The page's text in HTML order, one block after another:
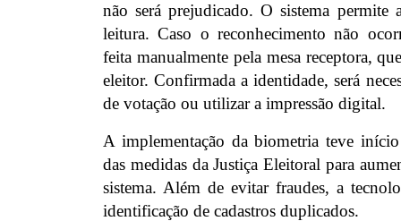
não será prejudicado. O sistema permite
leitura. Caso o reconhecimento não
feita manualmente pela mesa receptora,
eleitor. Confirmada a identidade, será
de votação ou utilizar a impressão digital.
A implementação da biometria teve
das medidas da Justiça Eleitoral para
sistema. Além de evitar fraudes, a
identificação de cadastros duplicados.